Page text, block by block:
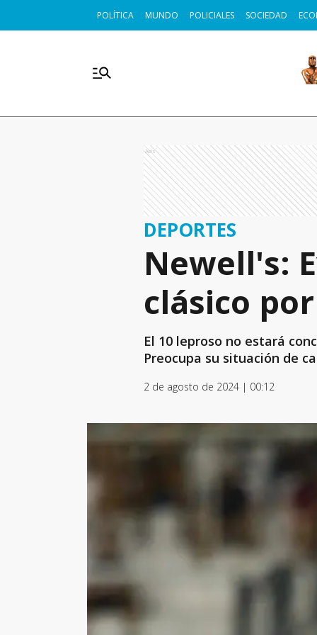
POLÍTICA MUNDO POLICIALES SOCIEDAD
Ads
DEPORTES
Newell's:
clásico
El 10 leproso no estará
Preocupa su situación de
2 de agosto de 2024 | 00:12